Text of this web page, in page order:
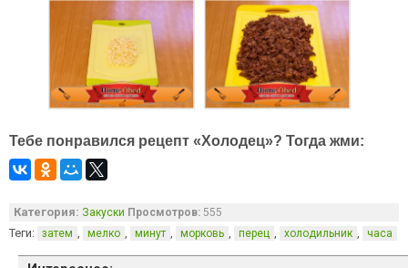
Тебе понравился рецепт «Холодец»? Тогда жми:
Категория: Закуски Просмотров: 555
Теги: затем , мелко , минут , морковь , перец , холодильник , часа